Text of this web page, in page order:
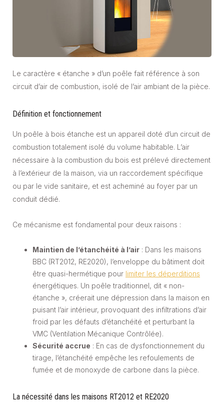
Le caractère « étanche » d’un poêle fait référence à son
circuit d’air de combustion, isolé de l’air ambiant de la pièce.
Définition et fonctionnement
Un poêle à bois étanche est un appareil doté d’un circuit de
combustion totalement isolé du volume habitable. L’air
nécessaire à la combustion du bois est prélevé directement
à l’extérieur de la maison, via un raccordement spécifique
ou par le vide sanitaire, et est acheminé au foyer par un
conduit dédié.
Ce mécanisme est fondamental pour deux raisons :
Maintien de l’étanchéité à l’air : Dans les maisons
BBC (RT2012, RE2020), l’enveloppe du bâtiment doit
être quasi-hermétique pour limiter les déperditions
énergétiques. Un poêle traditionnel, dit « non-
étanche », créerait une dépression dans la maison en
puisant l’air intérieur, provoquant des infiltrations d’air
froid par les défauts d’étanchéité et perturbant la
VMC (Ventilation Mécanique Contrôlée).
Sécurité accrue : En cas de dysfonctionnement du
tirage, l’étanchéité empêche les refoulements de
fumée et de monoxyde de carbone dans la pièce.
La nécessité dans les maisons RT2012 et RE2020